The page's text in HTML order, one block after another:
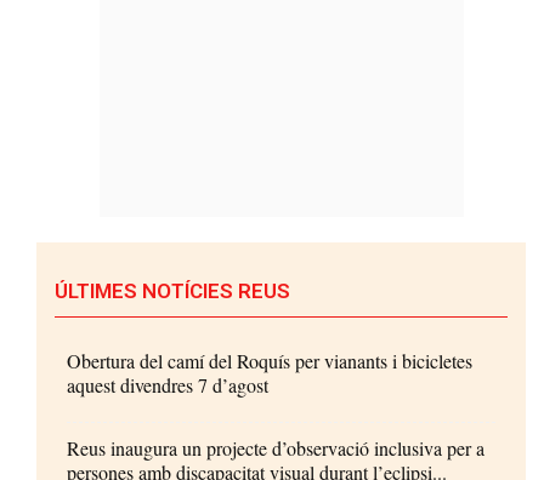
ÚLTIMES NOTÍCIES REUS
Obertura del camí del Roquís per vianants i bicicletes
aquest divendres 7 d’agost
Reus inaugura un projecte d’observació inclusiva per a
persones amb discapacitat visual durant l’eclipsi...